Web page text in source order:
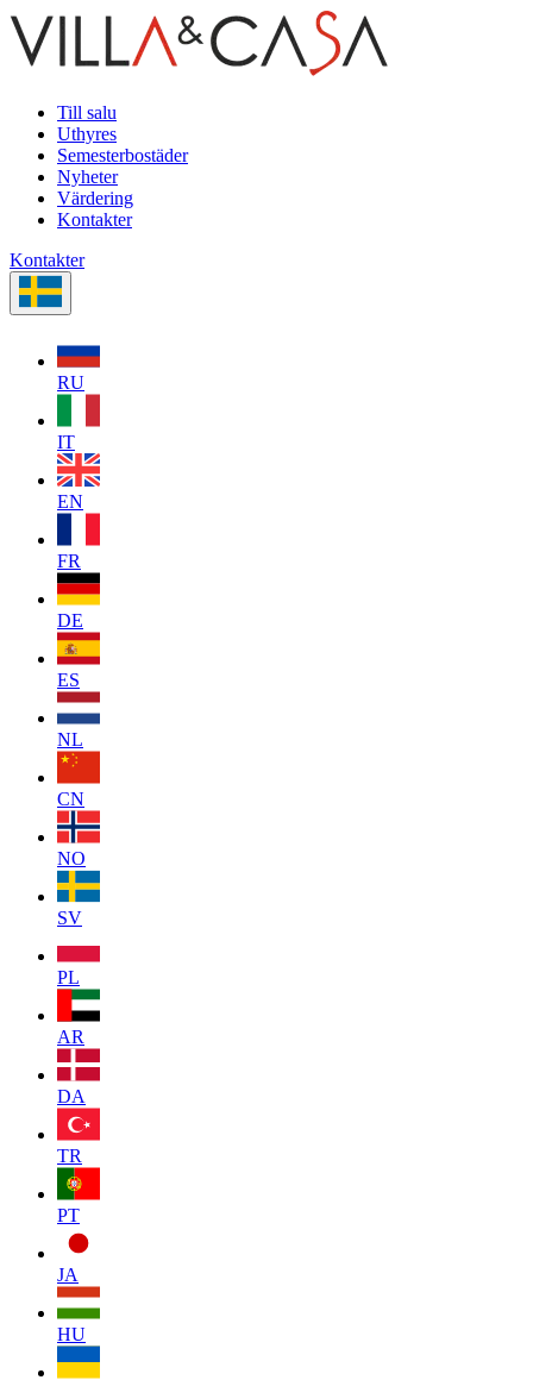
Till salu
Uthyres
Semesterbostäder
Nyheter
Värdering
Kontakter
Kontakter
RU
IT
EN
FR
DE
ES
NL
CN
NO
SV
PL
AR
DA
TR
PT
JA
HU